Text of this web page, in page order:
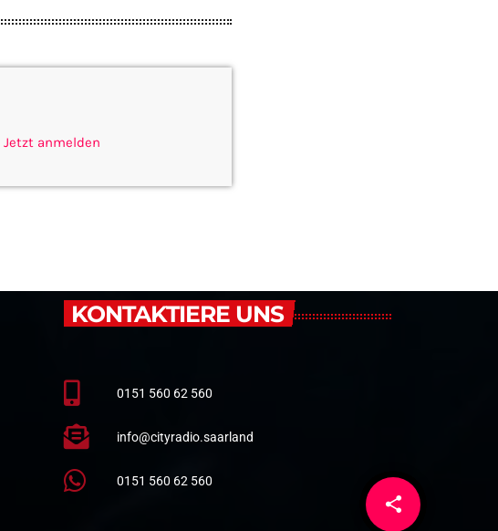
share
email
Jetzt anmelden
KONTAKTIERE UNS
0151 560 62 560
info@cityradio.saarland
0151 560 62 560